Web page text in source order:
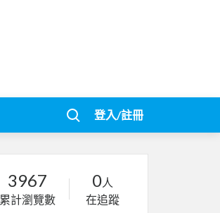
登入/註冊
3967
累計瀏覽數
0人
在追蹤